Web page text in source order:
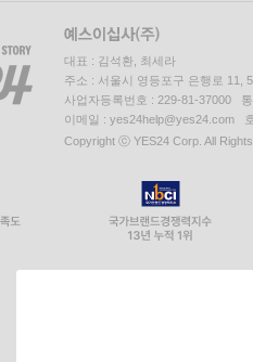
대표 : 김석환, 최세라
주소 : 서울시 영등포구 은행로 11,
사업자등록번호 : 229-81-37000
이메일 : yes24help@yes24.com
Copyright ⓒ YES24 Corp. All